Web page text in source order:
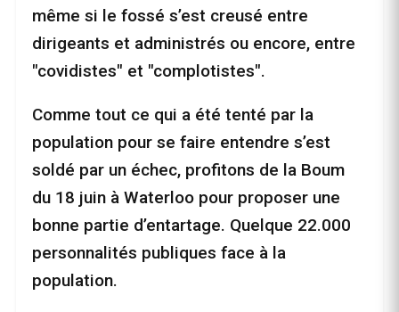
même si le fossé s’est creusé entre
dirigeants et administrés ou encore, entre
"covidistes" et "complotistes".
Comme tout ce qui a été tenté par la
population pour se faire entendre s’est
soldé par un échec, profitons de la Boum
du 18 juin à Waterloo pour proposer une
bonne partie d’entartage. Quelque 22.000
personnalités publiques face à la
population.